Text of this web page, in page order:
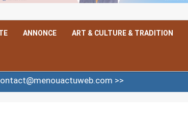
ANNONCE ART & CULTURE & TRADITION
>>